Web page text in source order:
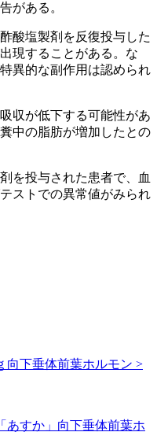
がある。
酸塩製剤を反復投与した
現することがある。な
異的な副作用は認められ
収が低下する可能性があ
中の脂肪が増加したとの
を投与された患者で、血
ストでの異常値がみられ
向下垂体前葉ホルモン >
すか」 向下垂体前葉ホ